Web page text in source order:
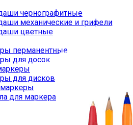
чернографитные
механические и грифели
цветные
перманентные
для досок
для дисков
маркеры
для маркера